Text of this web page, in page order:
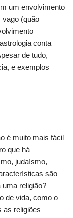
um envolvimento
vago (quão
conta
de tudo,
e exemplos
é muito mais fácil
que há
judaísmo,
são
uma religião?
de vida, como o
as religiões